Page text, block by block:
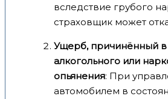
вследствие грубого
страховщик может
Ущерб, причинённый в
алкогольного или
опьянения: При
автомобилем в